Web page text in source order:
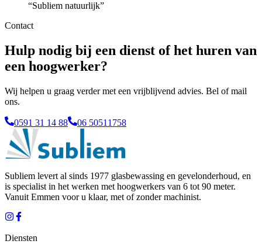
“Subliem natuurlijk”
Contact
Hulp nodig bij een dienst of het huren van
een hoogwerker?
Wij helpen u graag verder met een vrijblijvend advies. Bel of mail
ons.
0591 31 14 88 06 50511758
Subliem levert al sinds 1977 glasbewassing en gevelonderhoud, en
is specialist in het werken met hoogwerkers van 6 tot 90 meter.
Vanuit Emmen voor u klaar, met of zonder machinist.
Diensten